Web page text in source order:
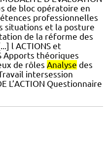
de bloc opératoire en
professionnelles
situations et la posture
de la réforme des
l ACTIONS et
Apports théoriques
de rôles Analyse des
intersession
L’ACTION Questionnaire